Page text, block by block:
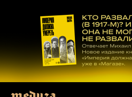
материалам